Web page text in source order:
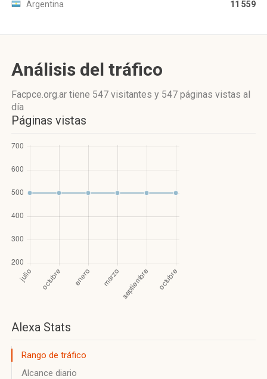
Argentina 11 559
Análisis del tráfico
Facpce.org.ar tiene 547 visitantes y 547 páginas vistas al
día
Páginas vistas
Alexa Stats
Rango de tráfico
Alcance diario